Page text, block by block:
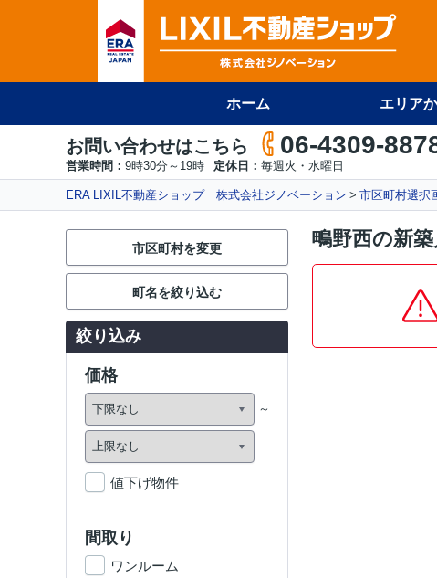
ホーム エリア
お問い合わせはこちら 06-4309-
営業時間： 9時30分～19時 定休日： 毎週火・水曜日
ERA LIXIL不動産ショップ 株式会社ジノベーション 市区町村選択
鴫野西の新
市区町村を変更
町名を絞り込む
絞り込み
価格
値下げ物件
間取り
ワンルーム